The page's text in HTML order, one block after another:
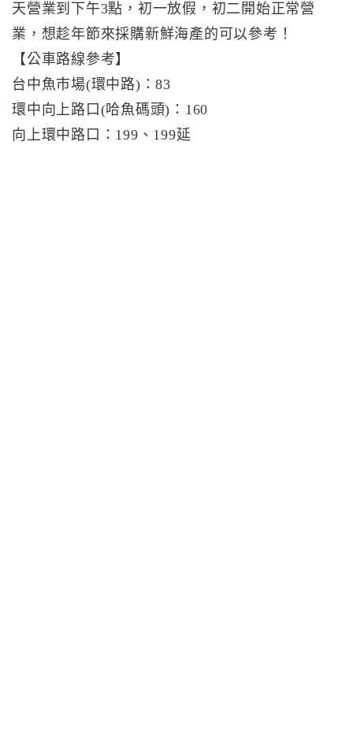
天營業到下午3點，初一放假，初二開始正常營
業，想趁年節來採購新鮮海產的可以參考！
【公車路線參考】
台中魚市場(環中路)：83
環中向上路口(哈魚碼頭)：160
向上環中路口：199、199延